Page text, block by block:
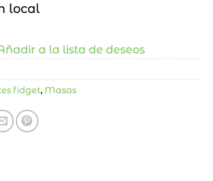
local
a la lista de deseos
fidget, Masas